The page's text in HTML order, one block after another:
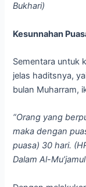
Bukhari)
Kesunnahan
Sementara untuk
jelas haditsnya,
bulan Muharram,
“Orang yang
maka dengan
puasa) 30 hari.
Dalam Al-